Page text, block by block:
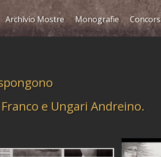
Archivio Mostre Monografie
e Ungari Andreino.